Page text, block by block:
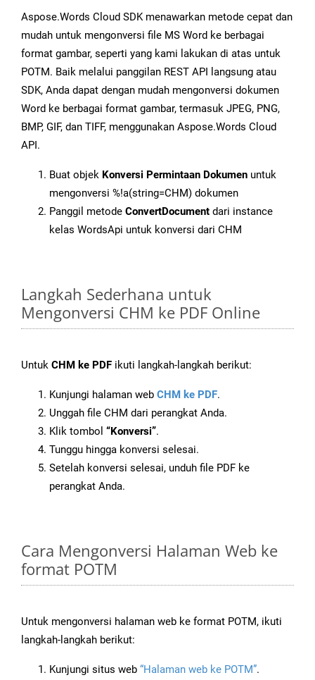
Aspose.Words Cloud SDK menawarkan metode cepat dan
mudah untuk mengonversi file MS Word ke berbagai
format gambar, seperti yang kami lakukan di atas untuk
POTM. Baik melalui panggilan REST API langsung atau
SDK, Anda dapat dengan mudah mengonversi dokumen
Word ke berbagai format gambar, termasuk JPEG, PNG,
BMP, GIF, dan TIFF, menggunakan Aspose.Words Cloud
API.
Buat objek Konversi Permintaan Dokumen untuk
mengonversi %!a(string=CHM) dokumen
Panggil metode ConvertDocument dari instance
kelas WordsApi untuk konversi dari CHM
Langkah Sederhana untuk
Mengonversi CHM ke PDF Online
Untuk CHM ke PDF ikuti langkah-langkah berikut:
Kunjungi halaman web CHM ke PDF.
Unggah file CHM dari perangkat Anda.
Klik tombol “Konversi”.
Tunggu hingga konversi selesai.
Setelah konversi selesai, unduh file PDF ke
perangkat Anda.
Cara Mengonversi Halaman Web ke
format POTM
Untuk mengonversi halaman web ke format POTM, ikuti
langkah-langkah berikut:
Kunjungi situs web “Halaman web ke POTM”.